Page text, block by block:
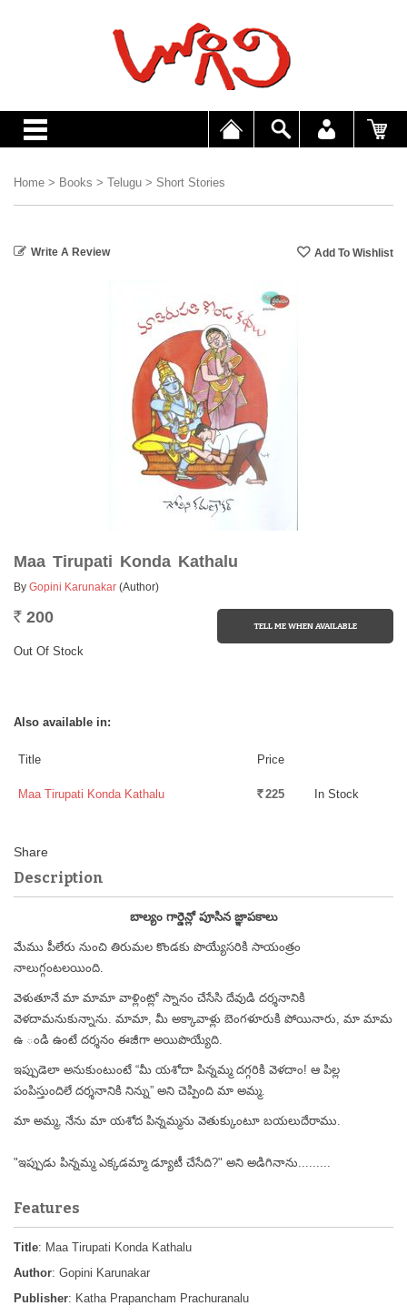
Home > Books > Telugu > Short Stories
Write A Review
Maa Tirupati Konda Kathalu
By Gopini Karunakar (Author)
Rs. 200
Out Of Stock
Also available in:
Title Price
Maa Tirupati Konda Kathalu Rs. 225 In Stock
Description
బాల్యం గార్డెన్లో పూసిన జ్ఞాపకాలు
మేము పీలేరు నుంచి తిరుమల కొండకు పొయ్యేసరికి సాయంత్రం
నాలుగ్గంటలయింది.
వెళుతూనే మా మామా వాళ్లింట్లో స్నానం చేసేసి దేవుడి దర్శనానికి
వెళదామనుకున్నాను. మామా, మీ అక్కావాళ్లు బెంగళూరుకి పోయినారు, మా మామ
ఉ ండి ఉంటే దర్శనం ఈజీగా అయిపొయ్యేది.
ఇప్పుడెలా అనుకుంటుంటే “మీ యశోదా పిన్నమ్మ దగ్గరికి వెళదాం! ఆ పిల్ల
పంపిస్తుందిలే దర్శనానికి నిన్ను” అని చెప్పింది మా అమ్మ.
మా అమ్మ, నేను మా యశోద పిన్నమ్మను వెతుక్కుంటూ బయలుదేరాము.
"ఇప్పుడు పిన్నమ్మ ఎక్కడమ్మా డ్యూటీ చేసేది?" అని అడిగినాను.........
Features
Title: Maa Tirupati Konda Kathalu
Author: Gopini Karunakar
Publisher: Katha Prapancham Prachuranalu